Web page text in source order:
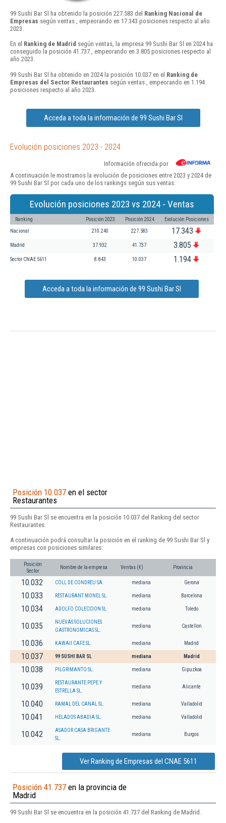
99 Sushi Bar Sl ha obtenido la posición 227.583 del Ranking Nacional de
Empresas según ventas , empeorando en 17.343 posiciones respecto al año
2023.
En el Ranking de Madrid según ventas, la empresa 99 Sushi Bar Sl en 2024 ha
conseguido la posición 41.737 , empeorando en 3.805 posiciones respecto al
año 2023.
99 Sushi Bar Sl ha obtenido en 2024 la posición 10.037 en el Ranking de
Empresas del Sector Restaurantes según ventas , empeorando en 1.194
posiciones respecto al año 2023.
Acceda a toda la información de 99 Sushi Bar Sl
Evolución posiciones 2023 - 2024
Información ofrecida por
A continuación le mostramos la evolución de posiciones entre 2023 y 2024 de
99 Sushi Bar Sl por cada uno de los rankings según sus ventas:
Evolución posiciones 2023 vs 2024 - Ventas
Ranking Posición 2023 Posición 2024 Evolución Posiciones
Nacional 210.240 227.583 17.343
Madrid 37.932 41.737 3.805
Sector CNAE 5611 8.843 10.037 1.194
Acceda a toda la información de 99 Sushi Bar Sl
Posición 10.037 en el sector
Restaurantes
99 Sushi Bar Sl se encuentra en la posición 10.037 del Ranking del sector
Restaurantes.
A continuación podrá consultar la posición en el ranking de 99 Sushi Bar Sl y
empresas con posiciones similares:
Posición
Sector
Nombre de la empresa Ventas (€) Provincia
10.032 COLL DE CONDREU SA. mediana Gerona
10.033 RESTAURANT MONEL SL. mediana Barcelona
10.034 ADOLFO COLECCION SL mediana Toledo
10.035
NUEVAS SOLUCIONES
GASTRONOMICAS SL.
mediana Castellon
10.036 KAWAII CAFE SL. mediana Madrid
10.037 99 SUSHI BAR SL mediana Madrid
10.038 PILGRIMANTO SL. mediana Gipuzkoa
10.039
RESTAURANTE PEPE Y
ESTRELLA SL.
mediana Alicante
10.040 RAMAL DEL CANAL SL. mediana Valladolid
10.041 HELADOS ABADIA SL. mediana Valladolid
10.042
ASADOR CASA BRIGANTE
SL.
mediana Burgos
Ver Ranking de Empresas del CNAE 5611
Posición 41.737 en la provincia de
Madrid
99 Sushi Bar Sl se encuentra en la posición 41.737 del Ranking de Madrid.